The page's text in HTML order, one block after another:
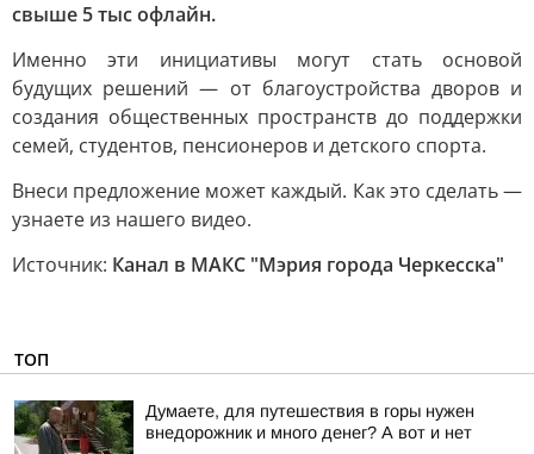
свыше 5 тыс офлайн.
Именно эти инициативы могут стать основой
будущих решений — от благоустройства дворов и
создания общественных пространств до поддержки
семей, студентов, пенсионеров и детского спорта.
Внеси предложение может каждый. Как это сделать —
узнаете из нашего видео.
Источник: Канал в МАКС "Мэрия города Черкесска"
ТОП
Думаете, для путешествия в горы нужен
внедорожник и много денег? А вот и нет